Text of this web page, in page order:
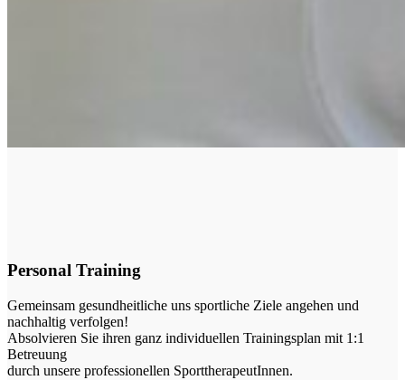
Personal Training
Gemeinsam gesundheitliche uns sportliche Ziele angehen und
nachhaltig verfolgen!
Absolvieren Sie ihren ganz individuellen Trainingsplan mit 1:1
Betreuung
durch unsere professionellen SporttherapeutInnen.